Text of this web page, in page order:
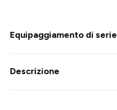
Equipaggiamento di serie
Descrizione